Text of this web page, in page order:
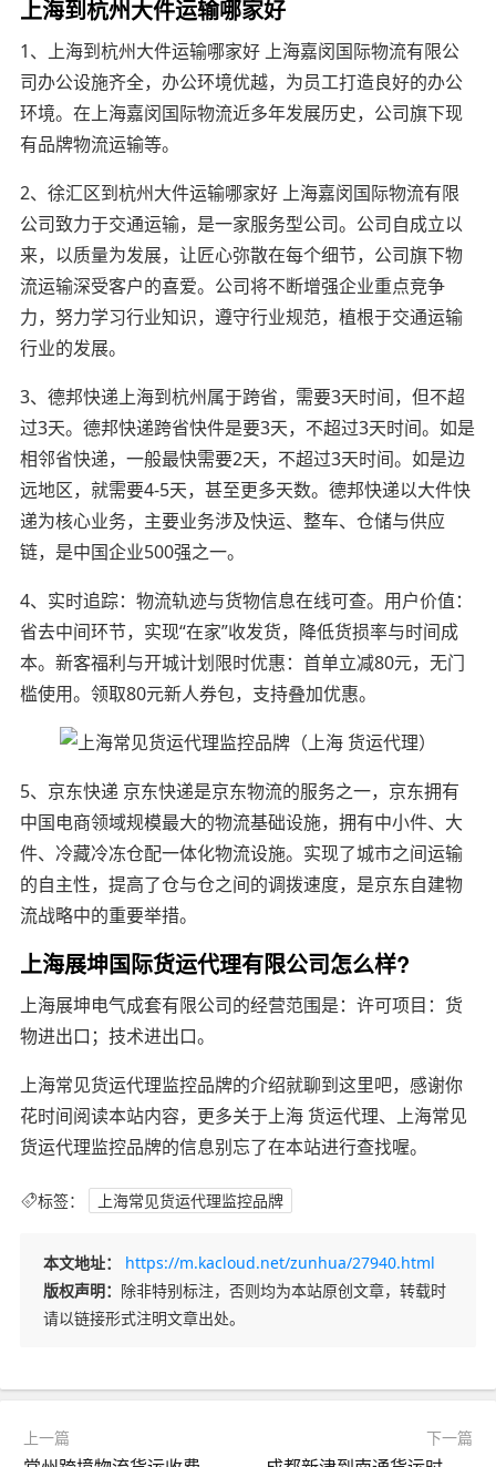
上海到杭州大件运输哪家好
1、上海到杭州大件运输哪家好 上海嘉闵国际物流有限公
司办公设施齐全，办公环境优越，为员工打造良好的办公
环境。在上海嘉闵国际物流近多年发展历史，公司旗下现
有品牌物流运输等。
2、徐汇区到杭州大件运输哪家好 上海嘉闵国际物流有限
公司致力于交通运输，是一家服务型公司。公司自成立以
来，以质量为发展，让匠心弥散在每个细节，公司旗下物
流运输深受客户的喜爱。公司将不断增强企业重点竞争
力，努力学习行业知识，遵守行业规范，植根于交通运输
行业的发展。
3、德邦快递上海到杭州属于跨省，需要3天时间，但不超
过3天。德邦快递跨省快件是要3天，不超过3天时间。如是
相邻省快递，一般最快需要2天，不超过3天时间。如是边
远地区，就需要4-5天，甚至更多天数。德邦快递以大件快
递为核心业务，主要业务涉及快运、整车、仓储与供应
链，是中国企业500强之一。
4、实时追踪：物流轨迹与货物信息在线可查。用户价值：
省去中间环节，实现“在家”收发货，降低货损率与时间成
本。新客福利与开城计划限时优惠：首单立减80元，无门
槛使用。领取80元新人券包，支持叠加优惠。
5、京东快递 京东快递是京东物流的服务之一，京东拥有
中国电商领域规模最大的物流基础设施，拥有中小件、大
件、冷藏冷冻仓配一体化物流设施。实现了城市之间运输
的自主性，提高了仓与仓之间的调拨速度，是京东自建物
流战略中的重要举措。
上海展坤国际货运代理有限公司怎么样?
上海展坤电气成套有限公司的经营范围是：许可项目：货
物进出口；技术进出口。
上海常见货运代理监控品牌的介绍就聊到这里吧，感谢你
花时间阅读本站内容，更多关于上海 货运代理、上海常见
货运代理监控品牌的信息别忘了在本站进行查找喔。
标签： 上海常见货运代理监控品牌
本文地址：
https://m.kacloud.net/zunhua/27940.html
版权声明： 除非特别标注，否则均为本站原创文章，转载时
请以链接形式注明文章出处。
上一篇 下一篇